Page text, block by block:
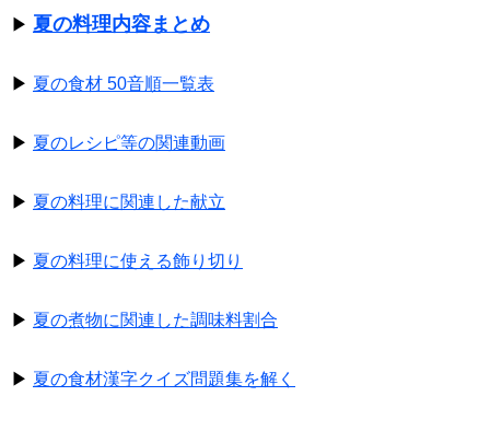
▶ 夏の料理内容まとめ
▶ 夏の食材 50音順一覧表
▶ 夏のレシピ等の関連動画
▶ 夏の料理に関連した献立
▶ 夏の料理に使える飾り切り
▶ 夏の煮物に関連した調味料割合
▶ 夏の食材漢字クイズ問題集を解く